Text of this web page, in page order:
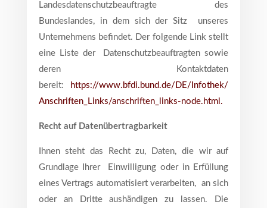
Landesdatenschutzbeauftragte des
Bundeslandes, in dem sich der Sitz unseres
Unternehmens befindet. Der folgende Link stellt
eine Liste der Datenschutzbeauftragten sowie
deren Kontaktdaten
bereit:
https://www.bfdi.bund.de/DE/Infothek/
Anschriften_Links/anschriften_links-node.html .
Recht auf Datenübertragbarkeit
Ihnen steht das Recht zu, Daten, die wir auf
Grundlage Ihrer Einwilligung oder in Erfüllung
eines Vertrags automatisiert verarbeiten, an sich
oder an Dritte aushändigen zu lassen. Die